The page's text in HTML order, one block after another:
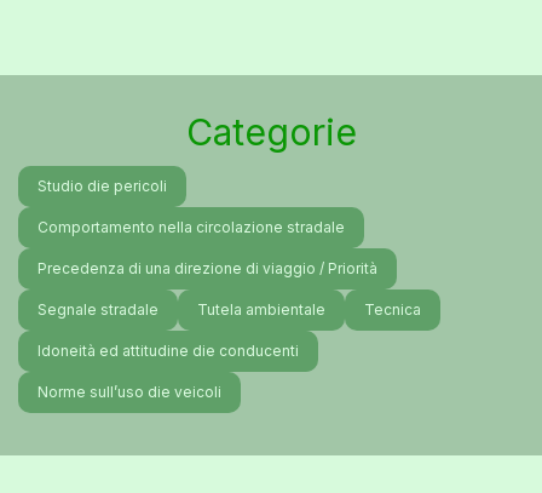
Categorie
Studio die pericoli
Comportamento nella circolazione stradale
Precedenza di una direzione di viaggio / Priorità
Segnale stradale Tutela ambientale Tecnica
Idoneità ed attitudine die conducenti
Norme sull’uso die veicoli